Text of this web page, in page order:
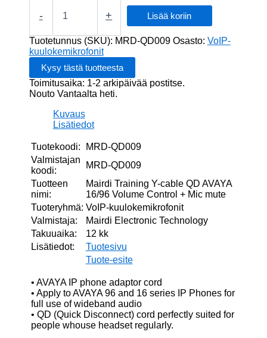
-
cable
QD
AVAYA
16/96
Volume
Control
määrä
+ Lisää koriin
Tuotetunnus (SKU): MRD-QD009 Osasto: VoIP-
kuulokemikrofonit
Toimitusaika: 1-2 arkipäivää postitse.
Nouto Vantaalta heti.
Kuvaus
Lisätiedot
Tuotekoodi:
MRD-QD009
Valmistajan
koodi:
MRD-QD009
Tuotteen
nimi:
Mairdi Training Y-cable QD AVAYA
16/96 Volume Control + Mic mute
Tuoteryhmä: VoIP-kuulokemikrofonit
Valmistaja:
Mairdi Electronic Technology
Takuuaika:
12 kk
Lisätiedot:
Tuotesivu
Tuote-esite
• AVAYA IP phone adaptor cord
• Apply to AVAYA 96 and 16 series IP Phones for
full use of wideband audio
• QD (Quick Disconnect) cord perfectly suited for
people whouse headset regularly.